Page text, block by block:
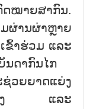
າຍສາກົນ.
ຜ່ານຜ່າຫຼາຍ
ຂົ້າຮ່ວມ ແລະ
ນດາກົນໄກ
ວຍຍາດແຍ່ງ
ຳລັງ ແລະ